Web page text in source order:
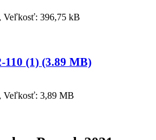
Veľkosť: 396,75 kB
(1) (3.89 MB)
Veľkosť: 3,89 MB